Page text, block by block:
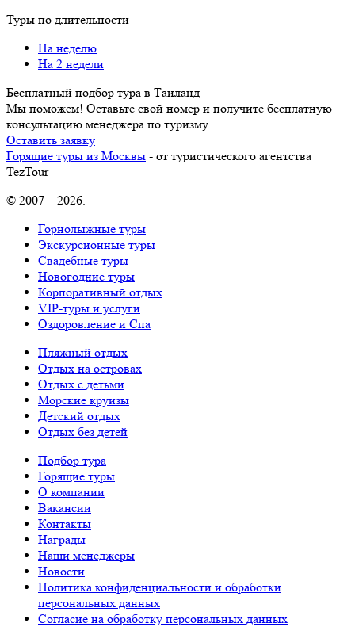
Туры по длительности
На неделю
На 2 недели
Бесплатный подбор тура в Таиланд
Мы поможем! Оставьте свой номер и получите бесплатную
консультацию менеджера по туризму.
Оставить заявку
Горящие туры из Москвы - от туристического агентства
TezTour
© 2007—2026.
Горнолыжные туры
Экскурсионные туры
Свадебные туры
Новогодние туры
Корпоративный отдых
VIP-туры и услуги
Оздоровление и Спа
Пляжный отдых
Отдых на островах
Отдых с детьми
Морские круизы
Детский отдых
Отдых без детей
Подбор тура
Горящие туры
О компании
Вакансии
Контакты
Награды
Наши менеджеры
Новости
Политика конфиденциальности и обработки
персональных данных
Согласие на обработку персональных данных